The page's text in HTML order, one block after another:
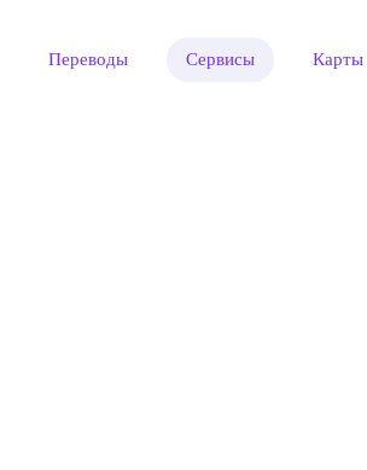
Переводы Сервисы Карты